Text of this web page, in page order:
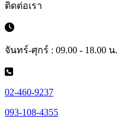
ติดต่อเรา
จันทร์-ศุกร์ : 09.00 - 18.00 น.
02-460-9237
093-108-4355